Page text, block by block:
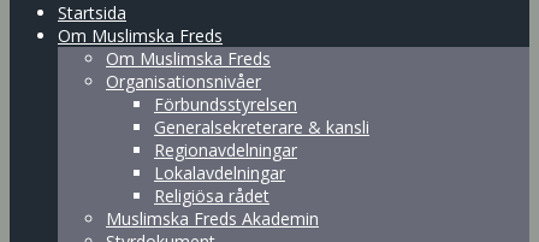
Startsida
Om Muslimska Freds
Om Muslimska Freds
Organisationsnivåer
Förbundsstyrelsen
Generalsekreterare & kansli
Regionavdelningar
Lokalavdelningar
Religiösa rådet
Muslimska Freds Akademin